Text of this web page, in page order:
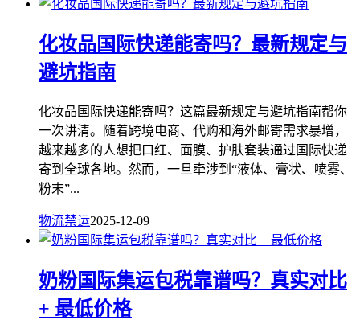
化妆品国际快递能寄吗？最新规定与
避坑指南
化妆品国际快递能寄吗？这篇最新规定与避坑指南帮你
一次讲清。随着跨境电商、代购和海外邮寄需求暴增，
越来越多的人想把口红、面膜、护肤套装通过国际快递
寄到全球各地。然而，一旦牵涉到“液体、膏状、喷雾、
粉末”...
物流禁运2025-12-09
奶粉国际集运包税靠谱吗？真实对比
+ 最低价格